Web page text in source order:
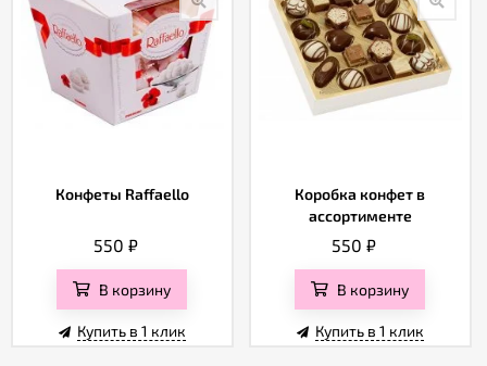
Конфеты Raffaello
550 ₽
В корзину
Купить в 1 клик
Коробка конфет в
ассортименте
550 ₽
В корзину
Купить в 1 клик